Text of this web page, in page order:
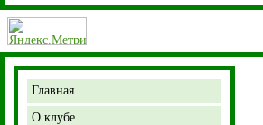
Главная
О клубе